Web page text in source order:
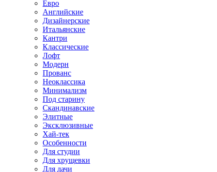
Евро
Английские
Дизайнерские
Итальянские
Кантри
Классические
Лофт
Модерн
Прованс
Неоклассика
Минимализм
Под старину
Скандинавские
Элитные
Эксклюзивные
Хай-тек
Особенности
Для студии
Для хрущевки
Для дачи